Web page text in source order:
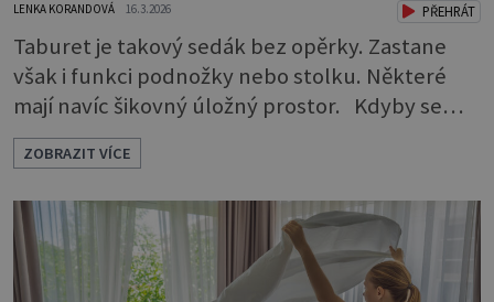
LENKA KORANDOVÁ 16.3.2026 PŘEHRÁT
Taburet je takový sedák bez opěrky. Zastane
však i funkci podnožky nebo stolku. Některé
mají navíc šikovný úložný prostor. Kdyby se
rozdávaly ceny za nejskromnější, a přitom
užitečný a praktický kus nábytku, určitě by
vyhrál taburet. Je nevtíravý, nenápadný, klidně
si sedí opodál a čeká, až na něj přijde řada, aniž
by jakkoli rušil nebo překážel. A když je ho
zapotřebí, je pohotově p
ZOBRAZIT VÍCE